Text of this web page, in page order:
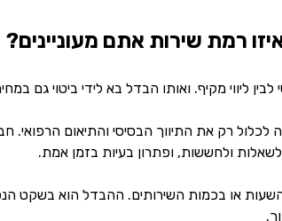
רמת שירות אתם מעוניינים?
לבין ליווי מקיף. ואותו הבדל בא לידי ביטוי גם
לכלול רק את התיווך הבסיסי והתיאום
ולחששות, ופתרון בעיות בזמן אמת.
או בכמות השירותים. ההבדל הוא בשקט